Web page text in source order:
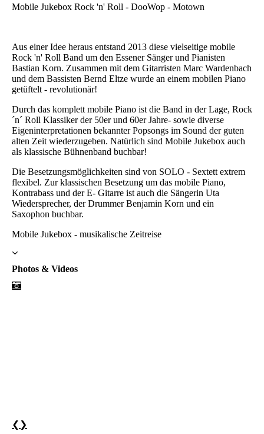
Mobile Jukebox Rock 'n' Roll - DooWop - Motown
Aus einer Idee heraus entstand 2013 diese vielseitige mobile
Rock 'n' Roll Band um den Essener Sänger und Pianisten
Bastian Korn. Zusammen mit dem Gitarristen Marc Wardenbach
und dem Bassisten Bernd Eltze wurde an einem mobilen Piano
getüftelt - revolutionär!
Durch das komplett mobile Piano ist die Band in der Lage, Rock
´n´ Roll Klassiker der 50er und 60er Jahre- sowie diverse
Eigeninterpretationen bekannter Popsongs im Sound der guten
alten Zeit wiederzugeben. Natürlich sind Mobile Jukebox auch
als klassische Bühnenband buchbar!
Die Besetzungsmöglichkeiten sind von SOLO - Sextett extrem
flexibel. Zur klassischen Besetzung um das mobile Piano,
Kontrabass und der E- Gitarre ist auch die Sängerin Uta
Wiedersprecher, der Drummer Benjamin Korn und ein
Saxophon buchbar.
Mobile Jukebox - musikalische Zeitreise
Photos & Videos
❮ ❯